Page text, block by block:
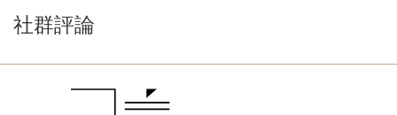
社群評論